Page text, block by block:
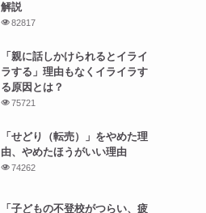
解説
82817
「親に話しかけられるとイライ
ラする」理由もなくイライラす
る原因とは？
75721
「せどり（転売）」をやめた理
由、やめたほうがいい理由
74262
「子どもの不登校がつらい、疲